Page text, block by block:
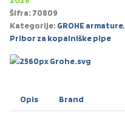
Šifra: 70809
Kategorije: GROHE armature,
Pribor za kopalniške pipe
Opis Brand